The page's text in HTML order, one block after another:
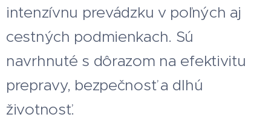
intenzívnu prevádzku v poľných aj
cestných podmienkach. Sú
navrhnuté s dôrazom na efektivitu
prepravy, bezpečnosť a dlhú
životnosť.